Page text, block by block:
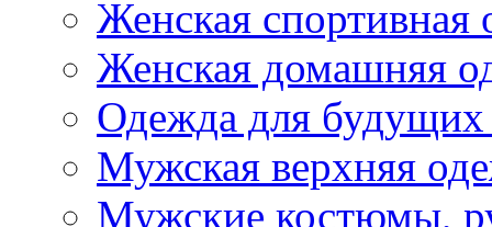
Женская спортивная
Женская домашняя
Одежда для
Мужская верхняя
Мужские костюмы,